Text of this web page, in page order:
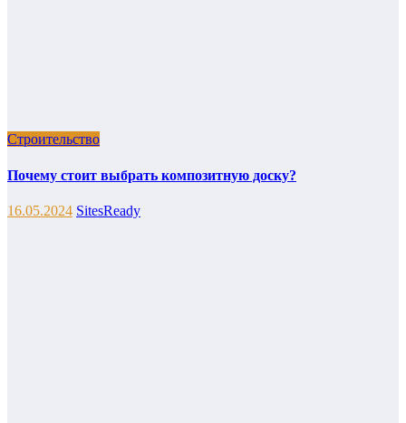
Строительство
Почему стоит выбрать композитную доску?
16.05.2024 SitesReady